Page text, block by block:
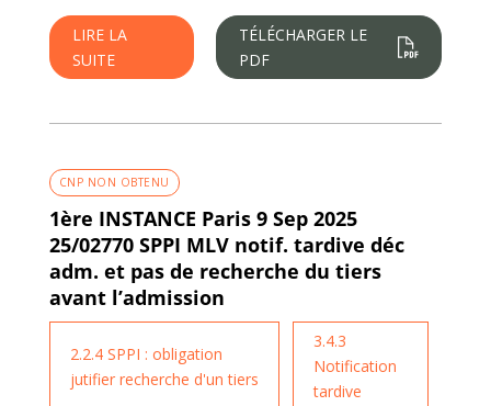
LIRE LA
SUITE
TÉLÉCHARGER LE
PDF
CNP NON OBTENU
1ère INSTANCE Paris 9 Sep 2025
25/02770 SPPI MLV notif. tardive déc
adm. et pas de recherche du tiers
avant l’admission
2.2.4 SPPI : obligation
jutifier recherche d'un tiers
3.4.3
Notification
tardive